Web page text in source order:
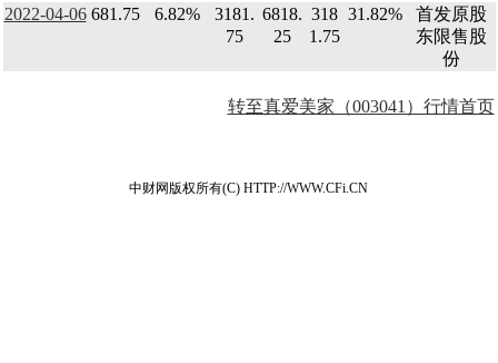
2022-04-06 681.75 6.82%
3181.
75
6818.
25
318
1.75
31.82%
首发原股
东限售股
份
转至真爱美家（003041）行情首页
中财网版权所有(C) HTTP://WWW.CFi.CN